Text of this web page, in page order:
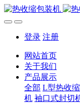
登录 注册
网站首页
关于我们
产品展示
全部 L型热收
机 袖口式封切